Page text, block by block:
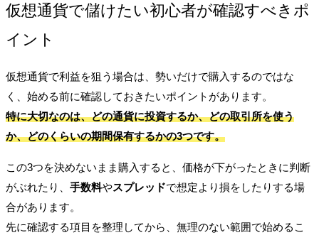
仮想通貨で儲けたい初心者が確認すべきポ
イント
仮想通貨で利益を狙う場合は、勢いだけで購入するのではな
く、始める前に確認しておきたいポイントがあります。
特に大切なのは、どの通貨に投資するか、どの取引所を使う
か、どのくらいの期間保有するかの3つです。
この3つを決めないまま購入すると、価格が下がったときに判断
がぶれたり、 手数料やスプレッドで想定より損をしたりする場
合があります。
先に確認する項目を整理してから、無理のない範囲で始めるこ